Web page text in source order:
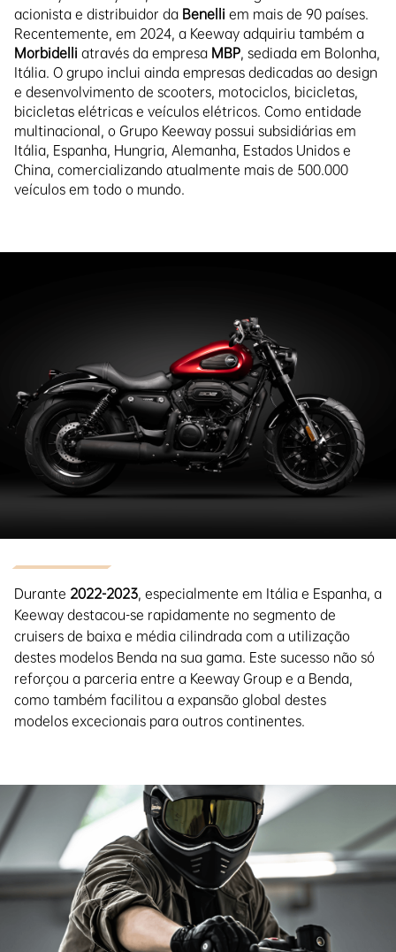
acionista e distribuidor da Benelli em mais de 90 países.
Recentemente, em 2024, a Keeway adquiriu também a
Morbidelli através da empresa MBP, sediada em Bolonha,
Itália. O grupo inclui ainda empresas dedicadas ao design
e desenvolvimento de scooters, motociclos, bicicletas,
bicicletas elétricas e veículos elétricos. Como entidade
multinacional, o Grupo Keeway possui subsidiárias em
Itália, Espanha, Hungria, Alemanha, Estados Unidos e
China, comercializando atualmente mais de 500.000
veículos em todo o mundo.
Durante 2022-2023, especialmente em Itália e Espanha, a
Keeway destacou-se rapidamente no segmento de
cruisers de baixa e média cilindrada com a utilização
destes modelos Benda na sua gama. Este sucesso não só
reforçou a parceria entre a Keeway Group e a Benda,
como também facilitou a expansão global destes
modelos excecionais para outros continentes.